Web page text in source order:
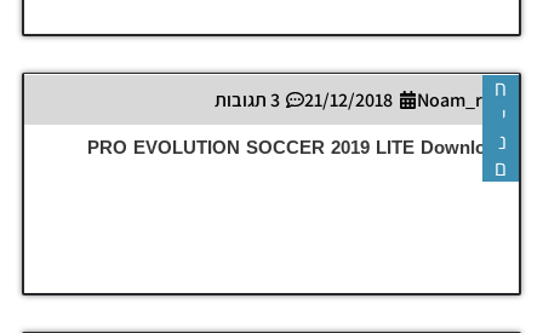
Noam_r
21/12/2018 3 תגובות
PRO EVOLUTION SOCCER 2019 LITE Download
ח
י
נ
ם